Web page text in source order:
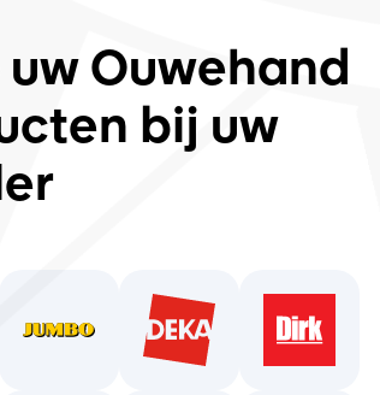
uw Ouwehand
bij uw